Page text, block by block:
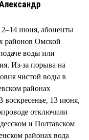
июня, абоненты
районов Омской
воды или
Из-за порыва на
чистой воды в
районах
воскресенье, 13 июня,
отключили
и Полтавском
районах вода